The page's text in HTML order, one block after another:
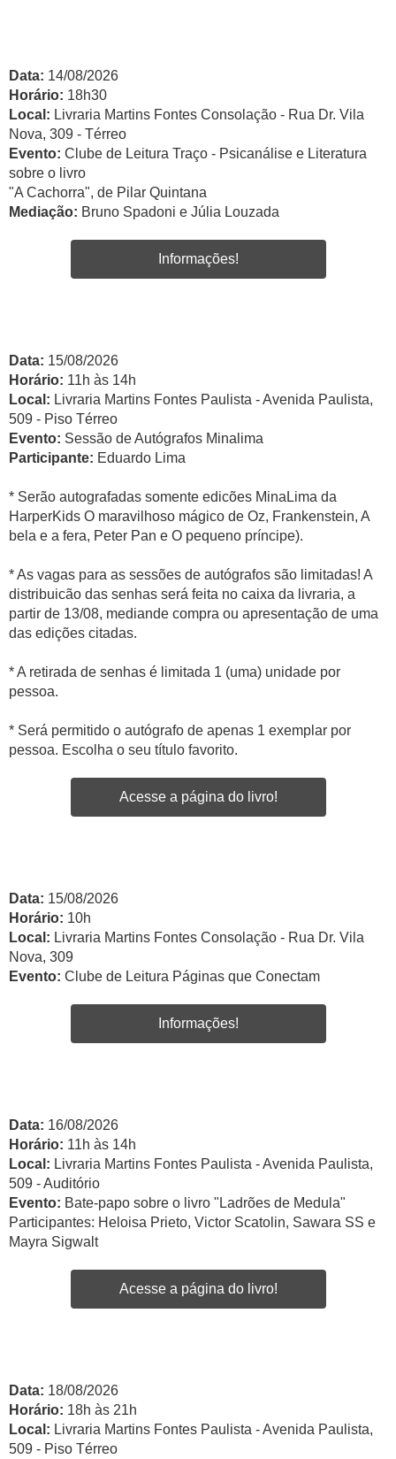
Data: 14/08/2026
Horário: 18h30
Local: Livraria Martins Fontes Consolação - Rua Dr. Vila
Nova, 309 - Térreo
Evento: Clube de Leitura Traço - Psicanálise e Literatura
sobre o livro
"A Cachorra", de Pilar Quintana
Mediação: Bruno Spadoni e Júlia Louzada
Informações!
Data: 15/08/2026
Horário: 11h às 14h
Local: Livraria Martins Fontes Paulista - Avenida Paulista,
509 - Piso Térreo
Evento: Sessão de Autógrafos Minalima
Participante: Eduardo Lima
* Serão autografadas somente edicões MinaLima da
HarperKids O maravilhoso mágico de Oz, Frankenstein, A
bela e a fera, Peter Pan e O pequeno príncipe).
* As vagas para as sessões de autógrafos são limitadas! A
distribuicão das senhas será feita no caixa da livraria, a
partir de 13/08, mediande compra ou apresentação de uma
das edições citadas.
* A retirada de senhas é limitada 1 (uma) unidade por
pessoa.
* Será permitido o autógrafo de apenas 1 exemplar por
pessoa. Escolha o seu título favorito.
Acesse a página do livro!
Data: 15/08/2026
Horário: 10h
Local: Livraria Martins Fontes Consolação - Rua Dr. Vila
Nova, 309
Evento: Clube de Leitura Páginas que Conectam
Informações!
Data: 16/08/2026
Horário: 11h às 14h
Local: Livraria Martins Fontes Paulista - Avenida Paulista,
509 - Auditório
Evento: Bate-papo sobre o livro "Ladrões de Medula"
Participantes: Heloisa Prieto, Victor Scatolin, Sawara SS e
Mayra Sigwalt
Acesse a página do livro!
Data: 18/08/2026
Horário: 18h às 21h
Local: Livraria Martins Fontes Paulista - Avenida Paulista,
509 - Piso Térreo